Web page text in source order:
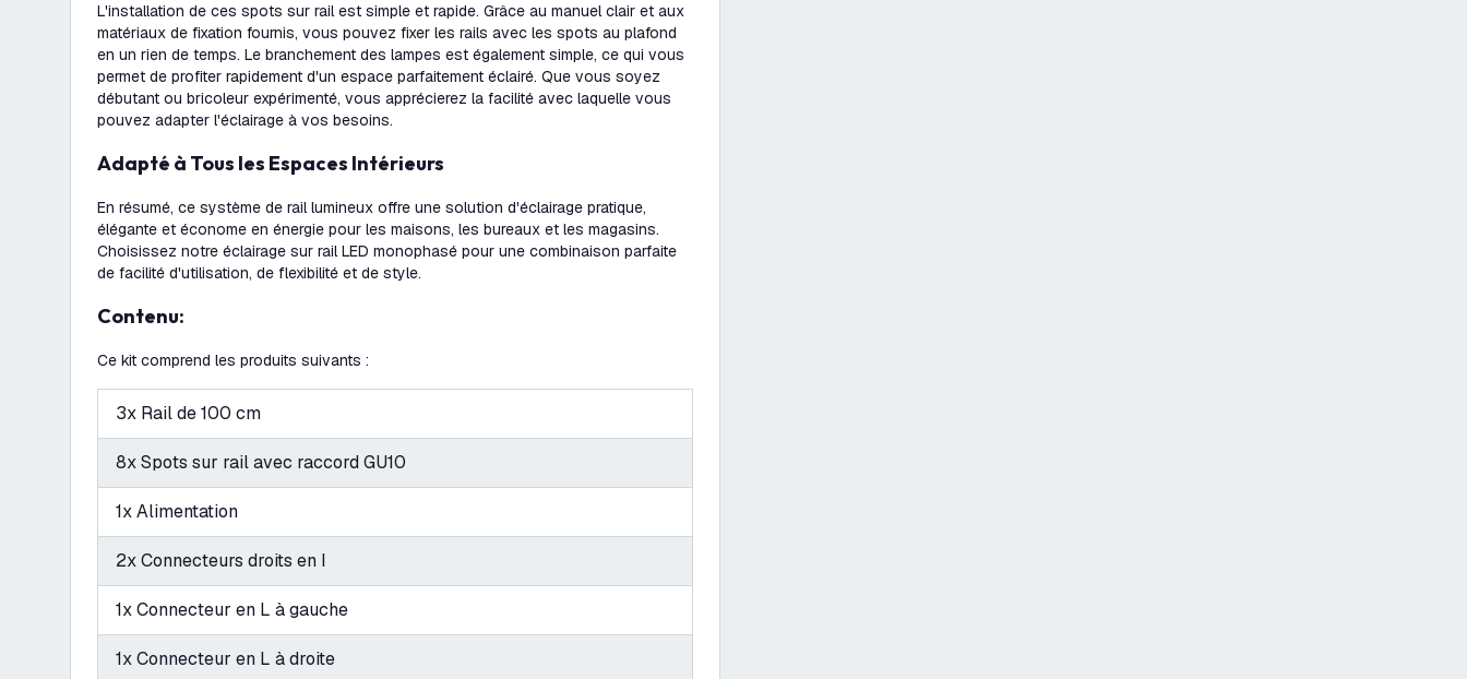
L'installation de ces spots sur rail est simple et rapide. Grâce au manuel clair et aux
matériaux de fixation fournis, vous pouvez fixer les rails avec les spots au plafond
en un rien de temps. Le branchement des lampes est également simple, ce qui vous
permet de profiter rapidement d'un espace parfaitement éclairé. Que vous soyez
débutant ou bricoleur expérimenté, vous apprécierez la facilité avec laquelle vous
pouvez adapter l'éclairage à vos besoins.
Adapté à Tous les Espaces Intérieurs
En résumé, ce système de rail lumineux offre une solution d'éclairage pratique,
élégante et économe en énergie pour les maisons, les bureaux et les magasins.
Choisissez notre éclairage sur rail LED monophasé pour une combinaison parfaite
de facilité d'utilisation, de flexibilité et de style.
Contenu:
Ce kit comprend les produits suivants :
3x Rail de 100 cm
8x Spots sur rail avec raccord GU10
1x Alimentation
2x Connecteurs droits en I
1x Connecteur en L à gauche
1x Connecteur en L à droite